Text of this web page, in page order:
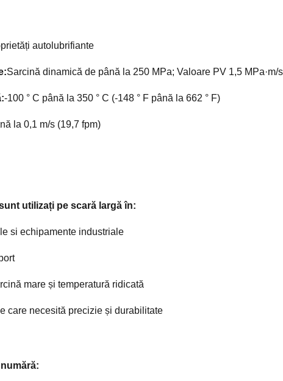
autolubrifiante
Sarcină dinamică de până la 250 MPa; Valoare PV 1,5 MPa·m/s
-100 ° C până la 350 ° C (-148 ° F până la 662 ° F)
la 0,1 m/s (19,7 fpm)
utilizați pe scară largă în:
si echipamente industriale
mare și temperatură ridicată
care necesită precizie și durabilitate